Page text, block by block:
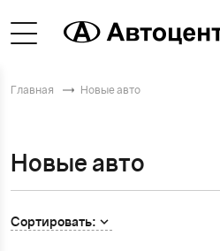
Главная Новые авто
Новые авто
Сортировать: